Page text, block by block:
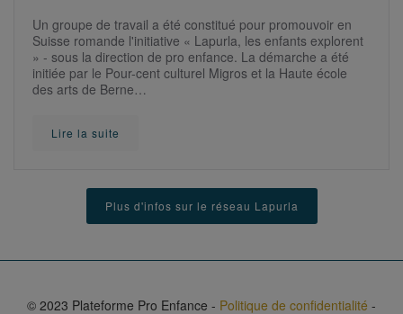
Un groupe de travail a été constitué pour promouvoir en
Suisse romande l'initiative « Lapurla, les enfants explorent
» - sous la direction de pro enfance. La démarche a été
initiée par le Pour-cent culturel Migros et la Haute école
des arts de Berne…
Lire la suite
Plus d'infos sur le réseau Lapurla
© 2023 Plateforme Pro Enfance - Politique de confidentialité -